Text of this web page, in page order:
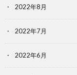
2022年8月
2022年7月
2022年6月